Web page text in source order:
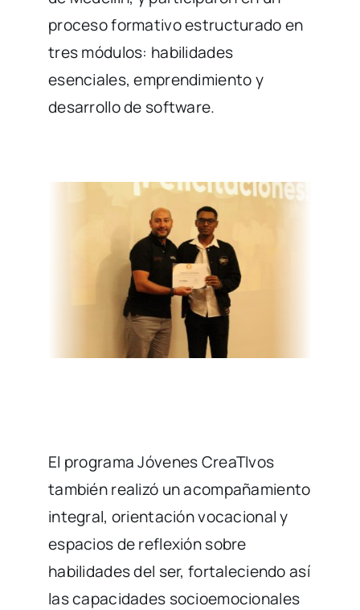
proceso formativo estructurado en
tres módulos: habilidades
esenciales, emprendimiento y
desarrollo de software.
El programa Jóvenes CreaTIvos
también realizó un acompañamiento
integral, orientación vocacional y
espacios de reflexión sobre
habilidades del ser, fortaleciendo así
las capacidades socioemocionales